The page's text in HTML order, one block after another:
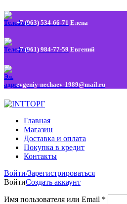
+7 (963) 534-66-71 Елена
+7 (961) 984-77-59 Евгений
evgeniy-nechaev-1989@mail.ru
Главная
Магазин
Доставка и оплата
Покупка в кредит
Контакты
Войти/Зарегистрироваться
ВойтиСоздать аккаунт
Имя пользователя или Email *